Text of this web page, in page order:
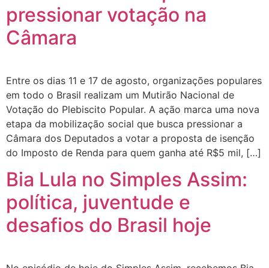
pressionar votação na
Câmara
Entre os dias 11 e 17 de agosto, organizações populares
em todo o Brasil realizam um Mutirão Nacional de
Votação do Plebiscito Popular. A ação marca uma nova
etapa da mobilização social que busca pressionar a
Câmara dos Deputados a votar a proposta de isenção
do Imposto de Renda para quem ganha até R$5 mil, […]
Bia Lula no Simples Assim:
política, juventude e
desafios do Brasil hoje